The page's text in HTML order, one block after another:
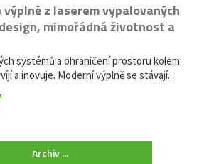
z laserem vypalovaných
mimořádná životnost a
systémů a ohraničení prostoru kolem
a inovuje. Moderní výplně se stávají...
Archiv ...